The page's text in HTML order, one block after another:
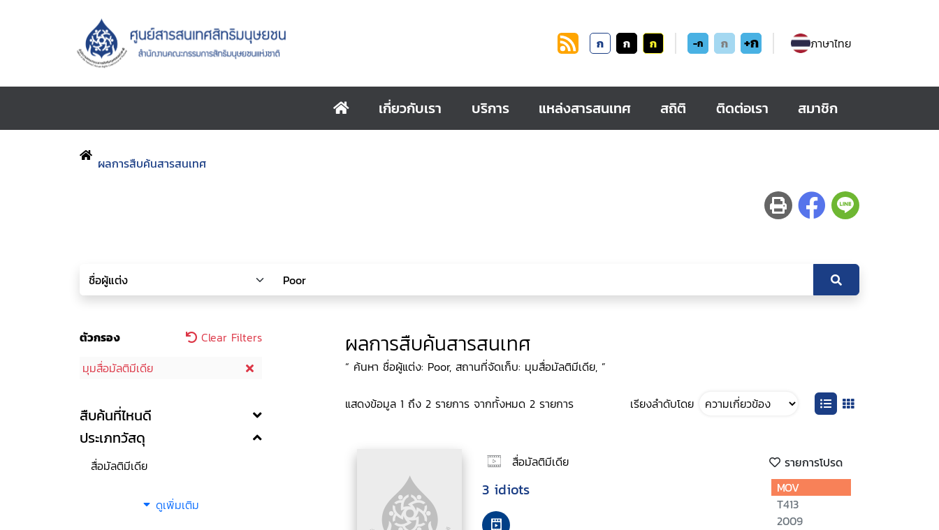
ก ก ก -ก ก +ก ภาษาไทย
เกี่ยวกับเรา บริการ แหล่งสารสนเทศ สถิติ ติดต่อเรา สมาชิก
ผลการสืบค้นสารสนเทศ
ตัวกรอง
Clear Filters
มุมสื่อมัลติมีเดีย
สืบค้นที่ไหนดี
ประเภทวัสดุ
สื่อมัลติมีเดีย
ดูเพิ่มเติม
ผลการสืบค้นสารสนเทศ
“ ค้นหา ชื่อผู้แต่ง: Poor, สถานที่จัดเก็บ: มุมสื่อมัลติมีเดีย, ”
แสดงข้อมูล 1 ถึง 2 รายการ จากทั้งหมด 2 รายการ เรียงลำดับโดย
สื่อมัลติมีเดีย รายการโปรด
3 idiots
MOV
T413
2009